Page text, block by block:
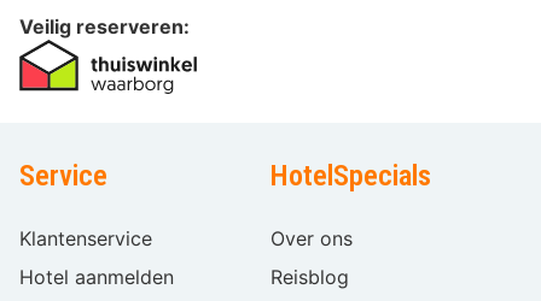
Veilig reserveren:
Service
Klantenservice
Hotel aanmelden
HotelSpecials
Over ons
Reisblog